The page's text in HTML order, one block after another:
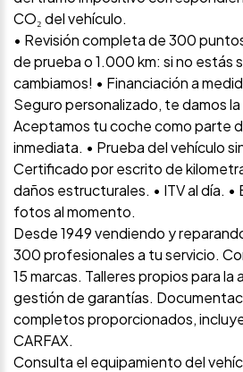
CO₂ del vehículo.
• Revisión completa de 300
de prueba o 1.000 km: si no estás
cambiamos! • Financiación a
Seguro personalizado, te damos
Aceptamos tu coche como parte
inmediata. • Prueba del vehículo
Certificado por escrito de
daños estructurales. • ITV al día. •
fotos al momento.
Desde 1949 vendiendo y
300 profesionales a tu servicio.
15 marcas. Talleres propios para
gestión de garantías.
completos proporcionados,
CARFAX.
Consulta el equipamiento del